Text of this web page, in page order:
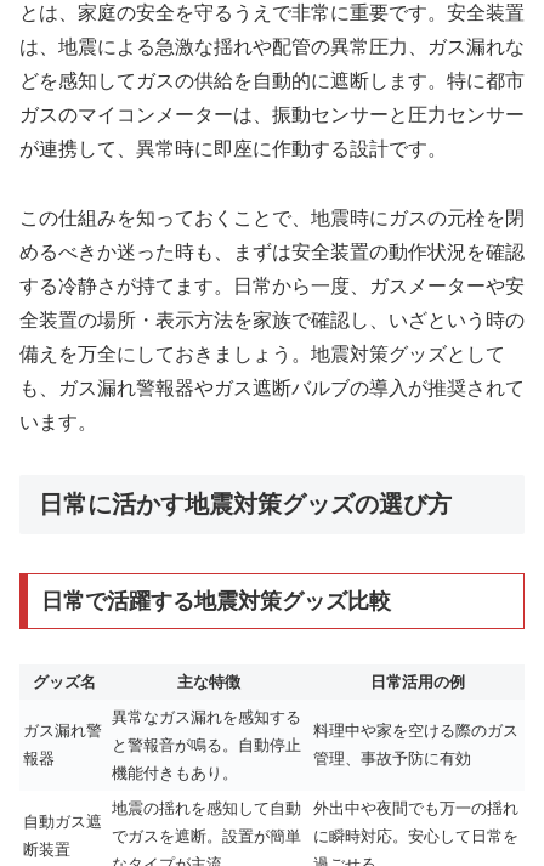
とは、家庭の安全を守るうえで非常に重要です。安全装置
は、地震による急激な揺れや配管の異常圧力、ガス漏れな
どを感知してガスの供給を自動的に遮断します。特に都市
ガスのマイコンメーターは、振動センサーと圧力センサー
が連携して、異常時に即座に作動する設計です。
この仕組みを知っておくことで、地震時にガスの元栓を閉
めるべきか迷った時も、まずは安全装置の動作状況を確認
する冷静さが持てます。日常から一度、ガスメーターや安
全装置の場所・表示方法を家族で確認し、いざという時の
備えを万全にしておきましょう。地震対策グッズとして
も、ガス漏れ警報器やガス遮断バルブの導入が推奨されて
います。
日常に活かす地震対策グッズの選び方
日常で活躍する地震対策グッズ比較
グッズ名 主な特徴 日常活用の例
ガス漏れ警
報器
異常なガス漏れを感知する
と警報音が鳴る。自動停止
機能付きもあり。
料理中や家を空ける際のガス
管理、事故予防に有効
自動ガス遮
断装置
地震の揺れを感知して自動
でガスを遮断。設置が簡単
外出中や夜間でも万一の揺れ
に瞬時対応。安心して日常を